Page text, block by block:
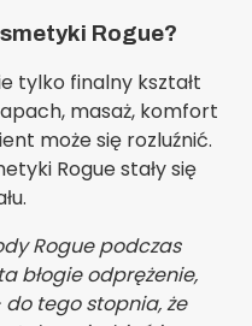
Rogue?
tylko finalny kształt
masaż, komfort
może się rozluźnić.
Rogue stały się
Rogue podczas
błogie odprężenie,
tego stopnia, że